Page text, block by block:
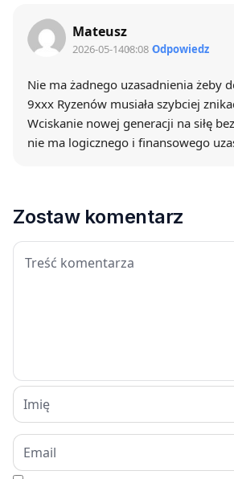
Mateusz
2026-05-1408:08 Odpowiedz
Nie ma żadnego uzasadnienia żeby
9xxx Ryzenów musiała szybciej
Wciskanie nowej generacji na siłę
nie ma logicznego i finansowego
Zostaw komentarz